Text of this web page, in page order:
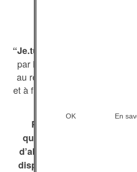
OK En
“Je.tu.il…” est une
par la distribution de nos
au remboursement de leurs
et à financer la capacité de
Pour plus de précisions
question quant à nos
d’abonnement, notre
disposition par mail